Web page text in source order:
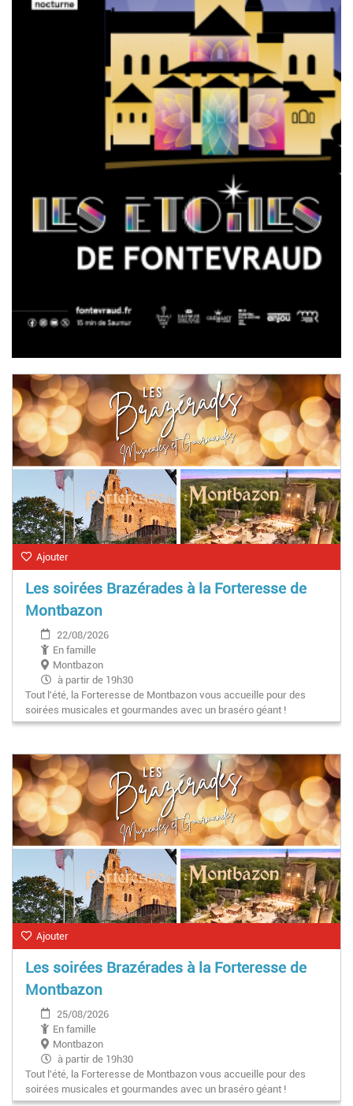
Ajouter
Les soirées Brazérades à la Forteresse de
Montbazon
22/08/2026
En famille
Montbazon
à partir de 19h30
Tout l'été, la Forteresse de Montbazon vous accueille pour des
soirées musicales et gourmandes avec un braséro géant !
Ajouter
Les soirées Brazérades à la Forteresse de
Montbazon
25/08/2026
En famille
Montbazon
à partir de 19h30
Tout l'été, la Forteresse de Montbazon vous accueille pour des
soirées musicales et gourmandes avec un braséro géant !